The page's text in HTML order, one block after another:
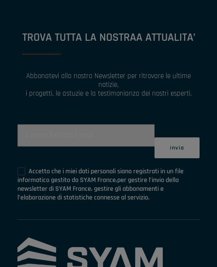
TROVA TUTTA LA NOSTRAA ATTUALITA’
Abbonatevi alla nostra Newsletter per ritrovare le ultime
notizie,
i progetti, le astuzie e la testimonianza dei nostri esperti.
Accetto che i miei dati personali siano registrati in un file
informatico gestito da SYAM France,per gestire l’invio della
newsletter di SYAM France, gestire gli abbonamenti e
l’elaborazione di statistiche connesse al servizio.